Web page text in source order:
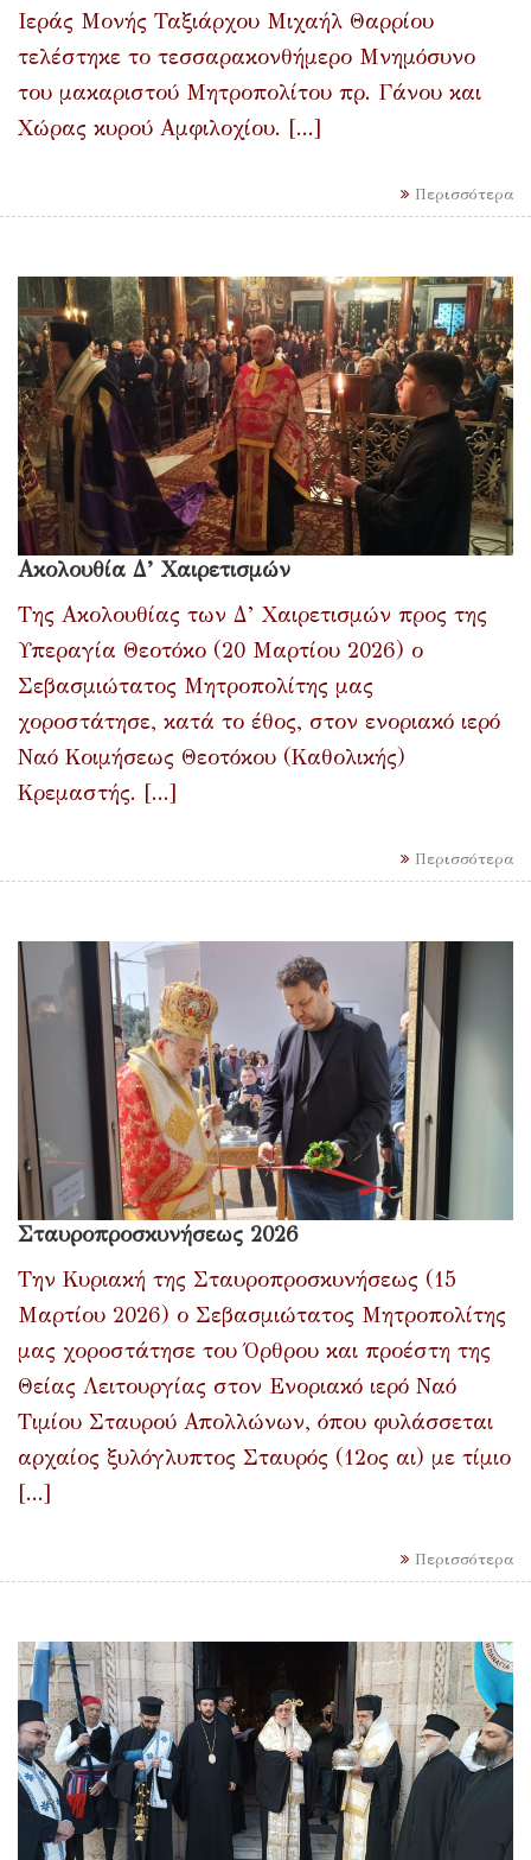
Ιεράς Μονής Ταξιάρχου Μιχαήλ Θαρρίου
τελέστηκε το τεσσαρακονθήμερο Μνημόσυνο
του μακαριστού Μητροπολίτου πρ. Γάνου και
Χώρας κυρού Αμφιλοχίου. [...]
Περισσότερα
Ακολουθία Δ’ Χαιρετισμών
Της Ακολουθίας των Δ’ Χαιρετισμών προς της
Υπεραγία Θεοτόκο (20 Μαρτίου 2026) ο
Σεβασμιώτατος Μητροπολίτης μας
χοροστάτησε, κατά το έθος, στον ενοριακό ιερό
Ναό Κοιμήσεως Θεοτόκου (Καθολικής)
Κρεμαστής. [...]
Περισσότερα
Σταυροπροσκυνήσεως 2026
Την Κυριακή της Σταυροπροσκυνήσεως (15
Μαρτίου 2026) ο Σεβασμιώτατος Μητροπολίτης
μας χοροστάτησε του Όρθρου και προέστη της
Θείας Λειτουργίας στον Ενοριακό ιερό Ναό
Τιμίου Σταυρού Απολλώνων, όπου φυλάσσεται
αρχαίος ξυλόγλυπτος Σταυρός (12ος αι) με τίμιο
[...]
Περισσότερα